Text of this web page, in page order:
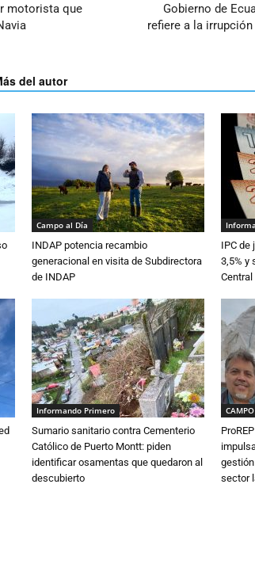
motorista que
Gobierno de
refiere a la
del autor
Campo al Día
INDAP potencia recambio
generacional en visita de Subdirectora
de INDAP
IPC de
3,5% y
Central
Informando Primero
Sumario sanitario contra Cementerio
Católico de Puerto Montt: piden
identificar osamentas que quedaron al
descubierto
sector